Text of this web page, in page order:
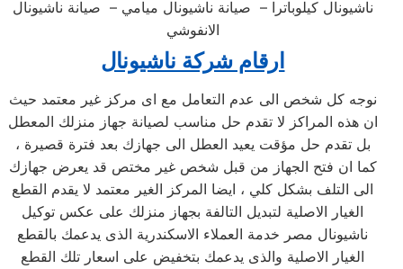
ناشيونال كيلوباترا – صيانة ناشيونال ميامي – صيانة ناشيونال
الانفوشي
ارقام شركة ناشيونال
نوجه كل شخص الى عدم التعامل مع اى مركز غير معتمد حيث
ان هذه المراكز لا تقدم حل مناسب لصيانة جهاز منزلك المعطل
بل تقدم حل مؤقت يعيد العطل الى جهازك بعد فترة قصيرة ،
كما ان فتح الجهاز من قبل شخص غير مختص قد يعرض جهازك
الى التلف بشكل كلي ، ايضا المركز الغير معتمد لا يقدم القطع
الغيار الاصلية لتبديل التالفة بجهاز منزلك على عكس توكيل
ناشيونال مصر خدمة العملاء الاسكندرية الذى يدعمك بالقطع
الغيار الاصلية والذى يدعمك بتخفيض على اسعار تلك القطع